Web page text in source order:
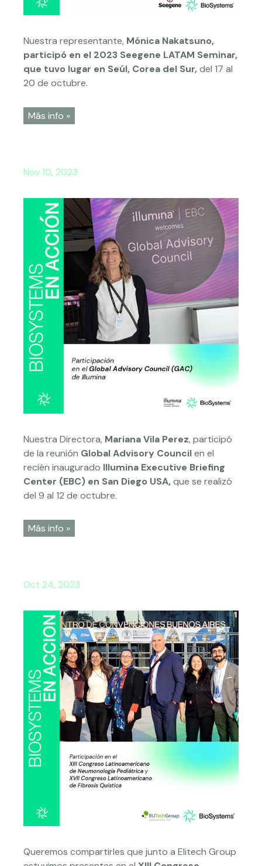
Nuestra representante, Mónica Nakatsuno,
participó en el 2023 Seegene LATAM Seminar,
que tuvo lugar en Seúl, Corea del Sur,del 17 al
20 de octubre.
Más info »
Nov 10, 2023
Nuestra Directora, Mariana Vila Perez, participó
de la reunión Global Advisory Councilen el
recién inaugurado Illumina Executive Briefing
Center (EBC) en San Diego USA,que se realizó
del 9 al 12 de octubre.
Más info »
Oct 24, 2023
Queremos compartirles que junto a Elitech Group